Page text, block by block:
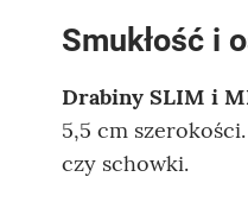
Smukłość i
Drabiny SLIM i
5,5 cm
czy schowki.